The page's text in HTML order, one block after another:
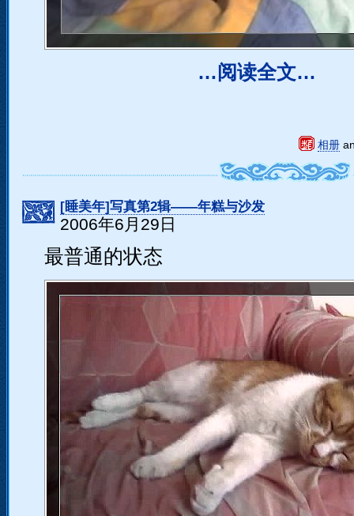
…阅读全文…
相册
[睡美年]写真第2辑――年糕与沙发
2006年6月29日
最普通的状态